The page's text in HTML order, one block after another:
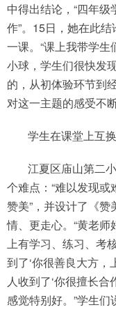
中得出结论，“四年
作”。15日，她在此
一课。“课上我带学生
小球，学生们很快发
的，从初体验环节到
对这一主题的感受不
学生在课堂上互
江夏区庙山第二
个难点：“难以发现
赞美”，并设计了《赞
情、更走心。“黄老师
上有学习、练习、考
到了‘你很善良大方，
人收到了‘你很擅长合
感觉特别好。”学生们